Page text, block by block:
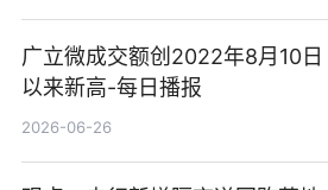
广立微成交额创2022年8月10日
以来新高-每日播报
2026-06-26